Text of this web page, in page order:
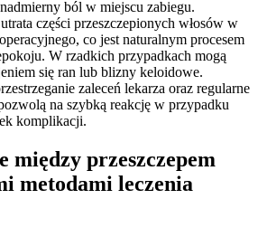
ból w miejscu zabiegu.
części przeszczepionych włosów w
co jest naturalnym procesem
W rzadkich przypadkach mogą
się ran lub blizny keloidowe.
zaleceń lekarza oraz regularne
na szybką reakcję w przypadku
komplikacji.
między przeszczepem
metodami leczenia